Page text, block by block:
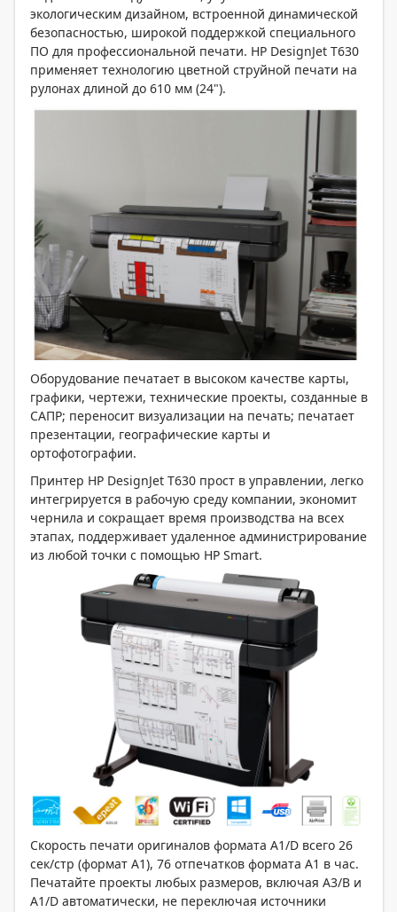
экологическим дизайном, встроенной динамической
безопасностью, широкой поддержкой специального
ПО для профессиональной печати. HP DesignJet T630
применяет технологию цветной струйной печати на
рулонах длиной до 610 мм (24").
Оборудование печатает в высоком качестве карты,
графики, чертежи, технические проекты, созданные в
САПР; переносит визуализации на печать; печатает
презентации, географические карты и
ортофотографии.
Принтер HP DesignJet T630 прост в управлении, легко
интегрируется в рабочую среду компании, экономит
чернила и сокращает время производства на всех
этапах, поддерживает удаленное администрирование
из любой точки с помощью HP Smart.
Скорость печати оригиналов формата A1/D всего 26
сек/стр (формат A1), 76 отпечатков формата A1 в час.
Печатайте проекты любых размеров, включая A3/B и
A1/D автоматически, не переключая источники